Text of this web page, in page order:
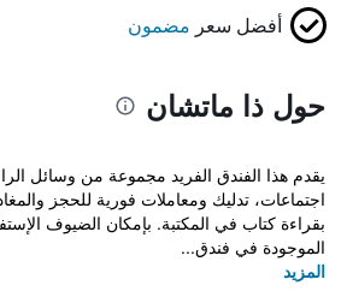
أفضل سعر مضمون
حول ذا ماتشان
يقدم هذا الفندق الفريد مجموعة من وسائل
اجتماعات، تدليك ومعاملات فورية للحجز
بقراءة كتاب في المكتبة. بإمكان الضيوف
الموجودة في فندق...
المزيد